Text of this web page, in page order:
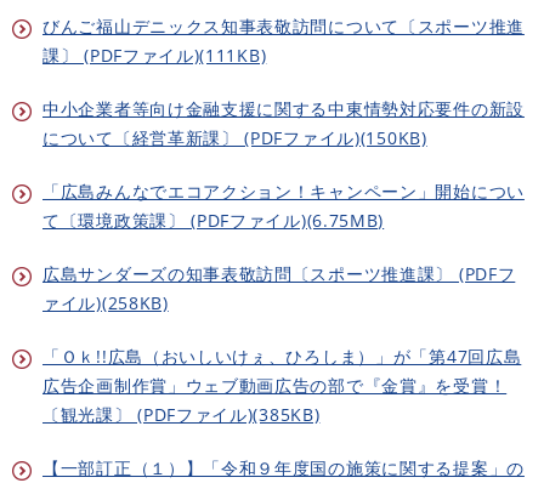
びんご福山デニックス知事表敬訪問について〔スポーツ推進
課〕 (PDFファイル)(111KB)
中小企業者等向け金融支援に関する中東情勢対応要件の新設
について〔経営革新課〕 (PDFファイル)(150KB)
「広島みんなでエコアクション！キャンペーン」開始につい
て〔環境政策課〕 (PDFファイル)(6.75MB)
広島サンダーズの知事表敬訪問〔スポーツ推進課〕 (PDFフ
ァイル)(258KB)
「Ｏｋ!!広島（おいしいけぇ、ひろしま）」が「第47回広島
広告企画制作賞」ウェブ動画広告の部で『金賞』を受賞！
〔観光課〕 (PDFファイル)(385KB)
【一部訂正（１）】「令和９年度国の施策に関する提案」の